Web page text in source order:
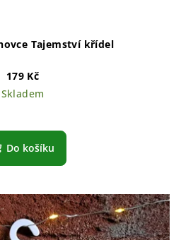
Tajemství křídel
179 Kč
Skladem
Do košíku